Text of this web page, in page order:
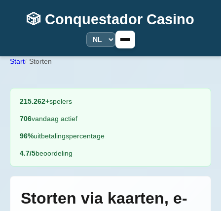
🎲 Conquestador Casino
Start Storten
215.262+spelers
706vandaag actief
96%uitbetalingspercentage
4.7/5beoordeling
Storten via kaarten, e-